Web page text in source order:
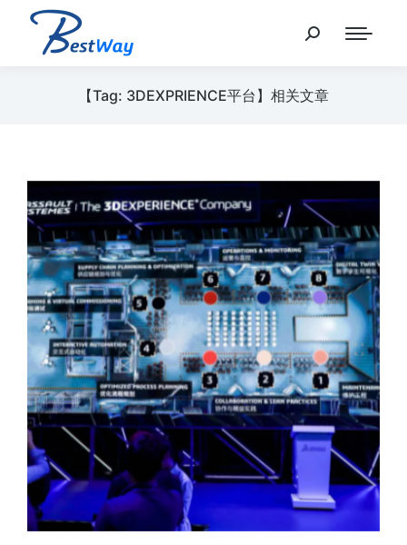
【Tag: 3DEXPRIENCE平台】相关文章